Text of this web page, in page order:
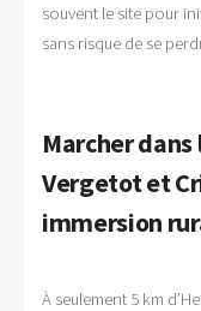
souvent le site pour
sans risque de se
Marcher
Vergetot et
immersion
À seulement 5 km